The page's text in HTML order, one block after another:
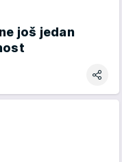
još jedan